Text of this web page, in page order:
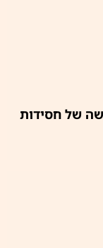
של חסידות